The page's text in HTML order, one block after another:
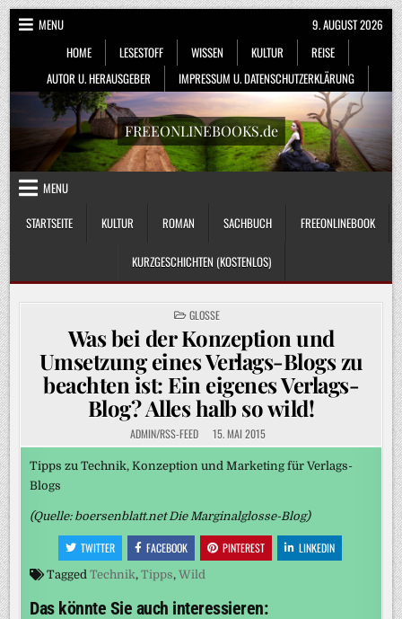
Skip
to
content
MENU
HOME
LESESTOFF WISSEN KULTUR
REISE
AUTOR U. HERAUSGEBER
IMPRESSUM U. DATENSCHUTZERKLÄRUNG
9. AUGUST 2026
FREEONLINEBOOKS.de
MENU
STARTSEITE
KULTUR ROMAN SACHBUCH FREEONLINEBOOK
KURZGESCHICHTEN (KOSTENLOS)
POSTED
IN
GLOSSE
Was bei der Konzeption und
Umsetzung eines Verlags-Blogs zu
beachten ist: Ein eigenes Verlags-
Blog? Alles halb so wild!
ADMIN/RSS-FEED 15. MAI 2015
Tipps zu Technik, Konzeption und Marketing für Verlags-
Blogs
(Quelle: boersenblatt.net Die Marginalglosse-Blog)
TWITTER FACEBOOK PINTEREST LINKEDIN
TaggedTechnik,Tipps,Wild
Das könnte Sie auch interessieren: